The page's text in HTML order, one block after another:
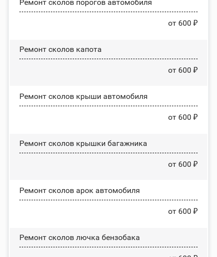
Ремонт сколов порогов автомобиля
от 600 ₽
Ремонт сколов капота
от 600 ₽
Ремонт сколов крыши автомобиля
от 600 ₽
Ремонт сколов крышки багажника
от 600 ₽
Ремонт сколов арок автомобиля
от 600 ₽
Ремонт сколов лючка бензобака